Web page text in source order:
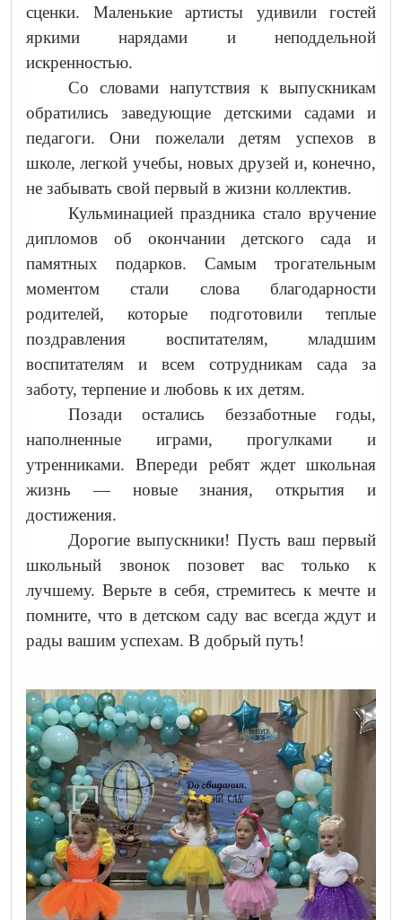
сценки. Маленькие артисты удивили гостей
яркими нарядами и неподдельной
искренностью.
Со словами напутствия к выпускникам
обратились заведующие детскими садами и
педагоги. Они пожелали детям успехов в
школе, легкой учебы, новых друзей и, конечно,
не забывать свой первый в жизни коллектив.
Кульминацией праздника стало вручение
дипломов об окончании детского сада и
памятных подарков. Самым трогательным
моментом стали слова благодарности
родителей, которые подготовили теплые
поздравления воспитателям, младшим
воспитателям и всем сотрудникам сада за
заботу, терпение и любовь к их детям.
Позади остались беззаботные годы,
наполненные играми, прогулками и
утренниками. Впереди ребят ждет школьная
жизнь — новые знания, открытия и
достижения.
Дорогие выпускники! Пусть ваш первый
школьный звонок позовет вас только к
лучшему. Верьте в себя, стремитесь к мечте и
помните, что в детском саду вас всегда ждут и
рады вашим успехам. В добрый путь!